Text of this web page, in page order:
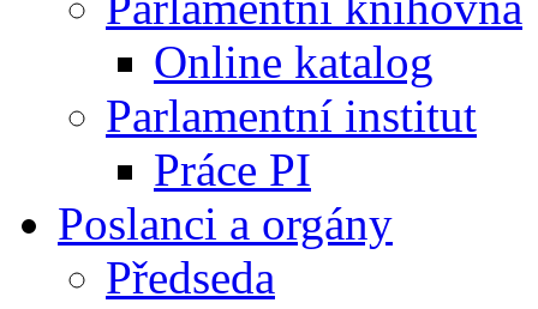
Online katalog
Parlamentní institut
Práce PI
Poslanci a orgány
Předseda